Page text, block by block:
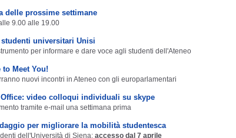
delle prossime settimane
9.00 alle 19.00
universitari Unisi
per informare e dare voce agli studenti dell'Ateneo
Meet You!
nuovi incontri in Ateneo con gli europarlamentari
video colloqui individuali su skype
tramite e-mail una settimana prima
per migliorare la mobilità studentesca
dell'Università di Siena: accesso dal 7 aprile